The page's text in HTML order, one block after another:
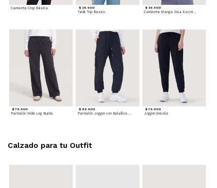
Camiseta Crop Básica $ 29.900
Tank Top Basico
$ 29.900
Camiseta Manga Sisa Escotada
$ 79.900
Pantalón Wide Leg Burda
$ 89.900
Pantalón Jogger con Bolsillos Cargo
$ 79.900
Jogger Unicolor
Calzado para tu Outfit